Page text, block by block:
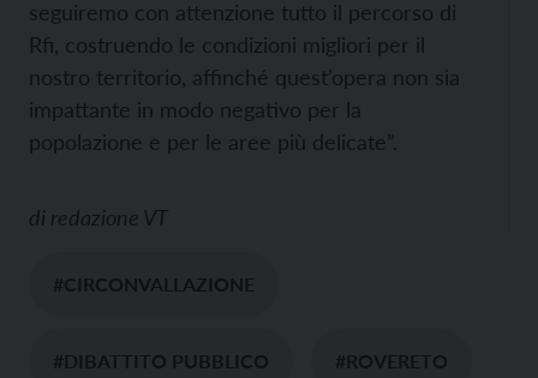
seguiremo con attenzione tutto il percorso di
Rfi, costruendo le condizioni migliori per il
nostro territorio, affinché quest’opera non sia
impattante in modo negativo per la
popolazione e per le aree più delicate”.
di redazione VT
#CIRCONVALLAZIONE
#DIBATTITO PUBBLICO #ROVERETO